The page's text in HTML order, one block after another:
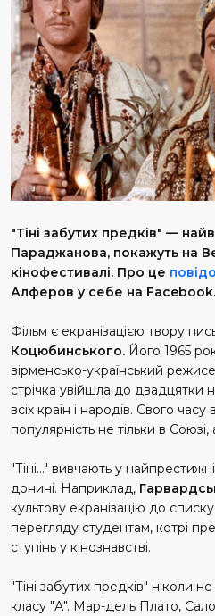
"Тіні забутих предків" —
Параджанова, покажуть на
кінофестивалі. Про це
Алферов у себе на Facebook.
Фільм є екранізацією твору
Коцюбинського. Його 1965
вірменсько-український
стрічка увійшла до двадцятки
всіх країн і народів. Свого
популярність не тільки в Союзі,
"Тіні…" вивчають у
донині. Наприклад,
культову екранізацію до
перегляду студентам, котрі
ступінь у кінознавстві.
"Тіні забутих предків" ніколи
класу "А". Мар-дель Плато,